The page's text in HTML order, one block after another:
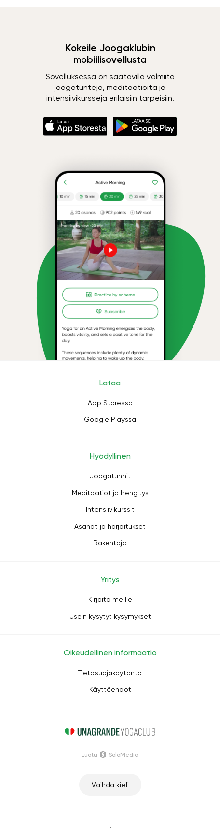
Kokeile Joogaklubin
mobiilisovellusta
Sovelluksessa on saatavilla valmiita
joogatunteja, meditaatioita ja
intensiivikursseja erilaisiin tarpeisiin.
Lataa
App Storessa
Google Playssa
Hyödyllinen
Joogatunnit
Meditaatiot ja hengitys
Intensiivikurssit
Asanat ja harjoitukset
Rakentaja
Yritys
Kirjoita meille
Usein kysytyt kysymykset
Oikeudellinen informaatio
Tietosuojakäytäntö
Käyttöehdot
Vaihda kieli
Luotu SoloMedia